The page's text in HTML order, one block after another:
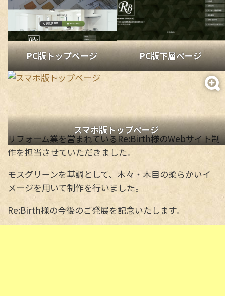
PC版トップページ PC版下層ページ
スマホ版トップページ
リフォーム業を営まれているRe:Birth様のWebサイト制
作を担当させていただきました。
モスグリーンを基調として、木々・木目の柔らかいイ
メージを用いて制作を行いました。
Re:Birth様の今後のご発展を記念いたします。